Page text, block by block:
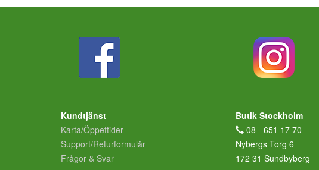
Kundtjänst
Karta/Öppettider
Support/Returformulär
Frågor & Svar
Butik Stockholm
08 - 651 17 70
Nybergs Torg 6
172 31 Sundbyberg